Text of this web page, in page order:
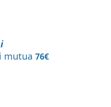
mutua 76€